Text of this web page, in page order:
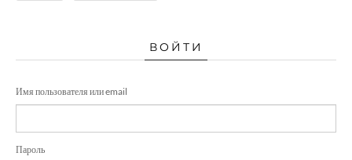
ВОЙТИ
Имя пользователя или email
Пароль